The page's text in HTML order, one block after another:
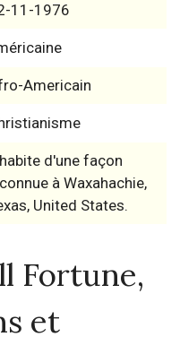
11-1976
Americain
d'une façon
à Waxahachie,
United States.
Fortune,
et